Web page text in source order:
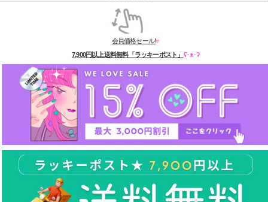
会員価格セール!♥
7,900円以上送料無料「ラッキーポスト」 ʕ·ᴥ·ʔ